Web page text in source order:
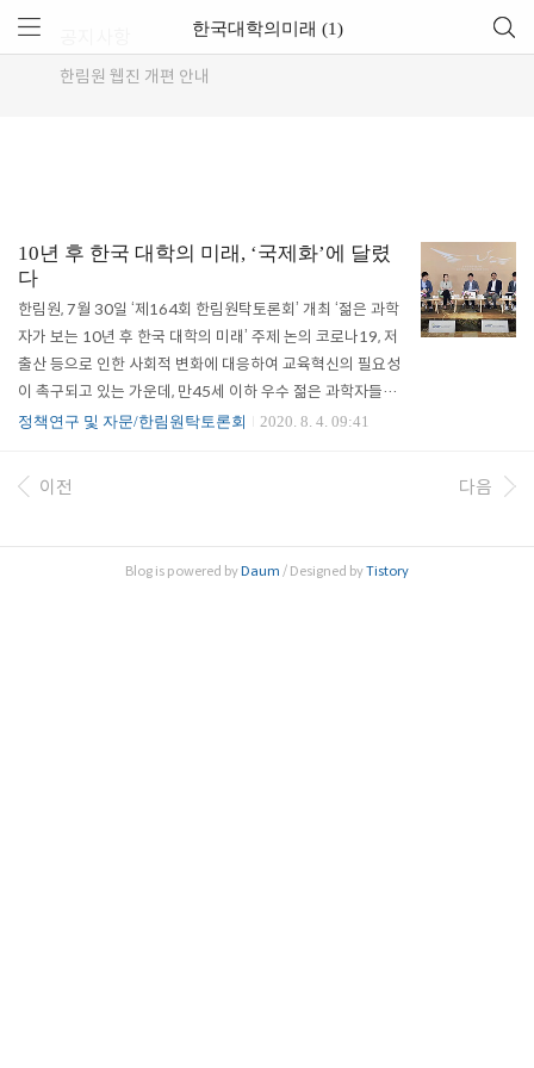
한림원 웹진 개편 안내
한국대학의미래 (1)
10년 후 한국 대학의 미래, ‘국제화’에 달렸
다
한림원, 7월 30일 ‘제164회 한림원탁토론회’ 개최 ‘젊은 과학
자가 보는 10년 후 한국 대학의 미래’ 주제 논의 코로나19, 저
출산 등으로 인한 사회적 변화에 대응하여 교육혁신의 필요성
이 촉구되고 있는 가운데, 만45세 이하 우수 젊은 과학자들로
구성된 ‘한국차세대과학기술한림원(이하 Y-KAST)’ 회원들을
리가 마련됐다. 한국과학기술한림원(원장 한민구, 이하 과기한
림원)은 한국차세대과학기술한림원과 함께 7월 30일(목) 오
간 중계)으로 개최했다. 이날 토론회에서는 대한민국의 초저
정책연구 및 자문/한림원탁토론회 2020. 8. 4. 09:41
이전 다음
Blog is powered byDaum / Designed byTistory